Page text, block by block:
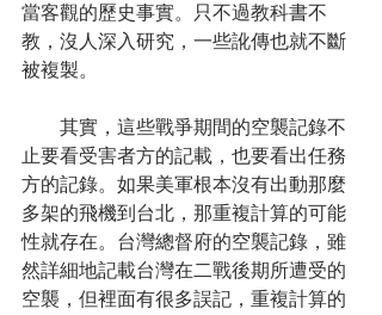
當客觀的歷史事實。只不過教科書不
教，沒人深入研究，一些訛傳也就不斷
被複製。
其實，這些戰爭期間的空襲記錄不
止要看受害者方的記載，也要看出任務
方的記錄。如果美軍根本沒有出動那麼
多架的飛機到台北，那重複計算的可能
性就存在。台灣總督府的空襲記錄，雖
然詳細地記載台灣在二戰後期所遭受的
空襲，但裡面有很多誤記，重複計算的